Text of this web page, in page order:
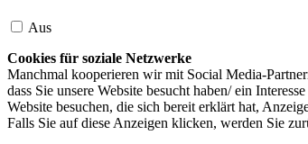
Aus
Cookies für soziale Netzwerke
Manchmal kooperieren wir mit Social Media-
dass Sie unsere Website besucht haben/ ein
Website besuchen, die sich bereit erklärt hat,
Falls Sie auf diese Anzeigen klicken, werden Sie